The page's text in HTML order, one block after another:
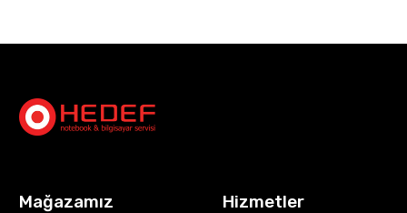
Mağazamız Hizmetler